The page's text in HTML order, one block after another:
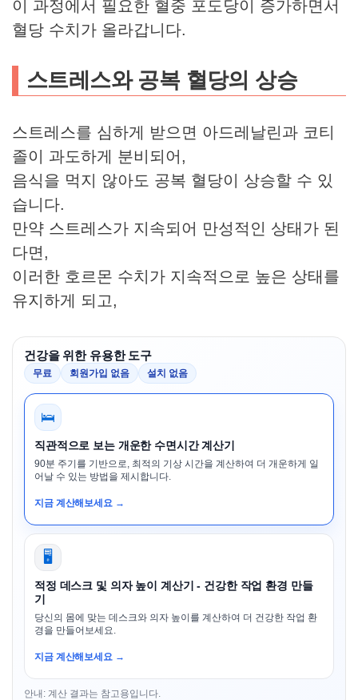
이 과정에서 필요한 혈중 포도당이 증가하면서
혈당 수치가 올라갑니다.
스트레스와 공복 혈당의 상승
스트레스를 심하게 받으면 아드레날린과 코티
졸이 과도하게 분비되어,
음식을 먹지 않아도 공복 혈당이 상승할 수 있
습니다.
만약 스트레스가 지속되어 만성적인 상태가 된
다면,
이러한 호르몬 수치가 지속적으로 높은 상태를
유지하게 되고,
건강을 위한 유용한 도구
무료 회원가입 없음 설치 없음
🛌
직관적으로 보는 개운한 수면시간 계산기
90분 주기를 기반으로, 최적의 기상 시간을 계산하여 더 개운하게 일
어날 수 있는 방법을 제시합니다.
지금 계산해보세요 →
🖥️
적정 데스크 및 의자 높이 계산기 - 건강한 작업 환경 만들
기
당신의 몸에 맞는 데스크와 의자 높이를 계산하여 더 건강한 작업 환
경을 만들어보세요.
지금 계산해보세요 →
안내: 계산 결과는 참고용입니다.